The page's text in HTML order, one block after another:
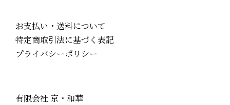
お支払い・送料について
特定商取引法に基づく表記
プライバシーポリシー
有限会社 京・和華